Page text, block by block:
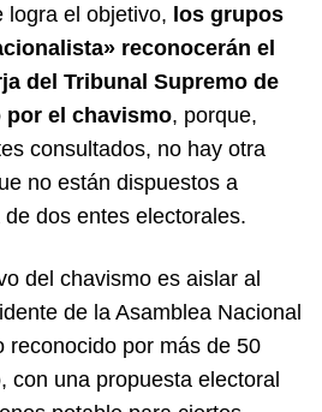
logra el objetivo, los grupos
reconocerán el
del Tribunal Supremo de
el chavismo, porque,
consultados, no hay otra
no están dispuestos a
dos entes electorales.
del chavismo es aislar al
de la Asamblea Nacional
reconocido por más de 50
con una propuesta electoral